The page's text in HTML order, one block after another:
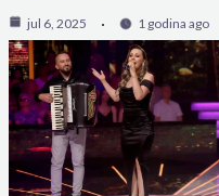
jul 6, 2025 1 godina ago